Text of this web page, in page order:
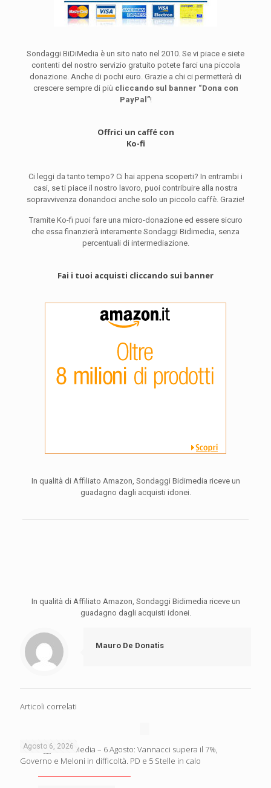
Sondaggi BiDiMedia è un sito nato nel 2010. Se vi piace e siete
contenti del nostro servizio gratuito potete farci una piccola
donazione. Anche di pochi euro. Grazie a chi ci permetterà di
crescere sempre di più cliccando sul banner “Dona con
PayPal”!
Offrici un caffé con
Ko-fi
Ci leggi da tanto tempo? Ci hai appena scoperti? In entrambi i
casi, se ti piace il nostro lavoro, puoi contribuire alla nostra
sopravvivenza donandoci anche solo un piccolo caffè. Grazie!
Tramite Ko-fi puoi fare una micro-donazione ed essere sicuro
che essa finanzierà interamente Sondaggi Bidimedia, senza
percentuali di intermediazione.
Fai i tuoi acquisti cliccando sui banner
In qualità di Affiliato Amazon, Sondaggi Bidimedia riceve un
guadagno dagli acquisti idonei.
In qualità di Affiliato Amazon, Sondaggi Bidimedia riceve un
guadagno dagli acquisti idonei.
Mauro De Donatis
Articoli correlati
Agosto 6, 2026
Sondaggio BiDiMedia – 6 Agosto: Vannacci supera il 7%,
Governo e Meloni in difficoltà. PD e 5 Stelle in calo